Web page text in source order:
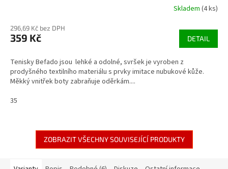
Skladem (4 ks)
296,69 Kč bez DPH
359 Kč DETAIL
Tenisky Befado jsou lehké a odolné, svršek je vyroben z
prodyšného textilního materiálu s prvky imitace nubukové kůže.
Měkký vnitřek boty zabraňuje oděrkám....
35
ZOBRAZIT VŠECHNY SOUVISEJÍCÍ PRODUKTY